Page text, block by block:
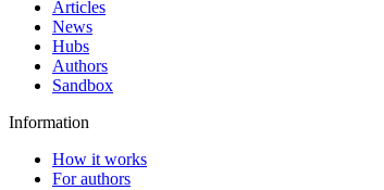
Articles
News
Hubs
Authors
Sandbox
Information
How it works
For authors